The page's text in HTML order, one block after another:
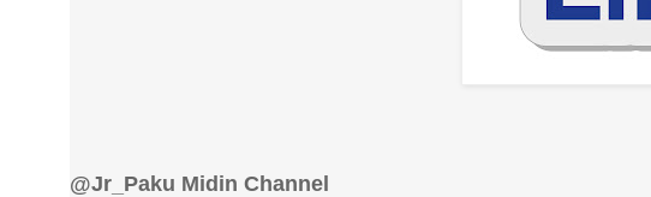
@Jr_Paku Midin Channel